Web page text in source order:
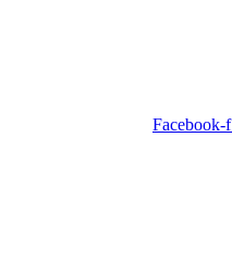
Facebook-f